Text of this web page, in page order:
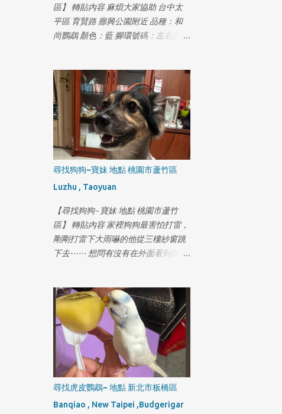
區】 轉貼內容 麻煩大家協助 台中太
平區 育賢路 廍興公園附近 品種：和
尚鸚鵡 顏色：藍 腳環號碼：左右腳都
0980310755鄧先生 如有發現 麻煩跟
我聯繫 謝謝大家 答謝紅包2000元 拜
託各位🙏
尋找狗狗~寶妹 地點 桃園市蘆竹區
Luzhu , Taoyuan
【尋找狗狗~寶妹 地點 桃園市蘆竹
區】 轉貼內容 家裡狗狗最害怕打雷，
剛剛打雷下大雨嚇的他從三樓紗窗跳
下去⋯⋯ 想問有沒有在外面看到我們
怕人但不喜歡狗狗 有看到幫我打
0981818009許小姐萬分感謝😭😭
尋找虎皮鸚鵡~ 地點 新北市板橋區
Banqiao , New Taipei ,Budgerigar